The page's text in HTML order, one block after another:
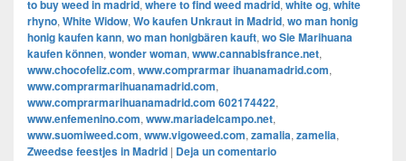
to buy weed in madrid, where to find weed madrid, white og, white
rhyno, White Widow, Wo kaufen Unkraut in Madrid, wo man honig
honig kaufen kann, wo man honigbären kauft, wo Sie Marihuana
kaufen können, wonder woman, www.cannabisfrance.net,
www.chocofeliz.com, www.comprarmar ihuanamadrid.com,
www.comprarmarihuanamadrid.com,
www.comprarmarihuanamadrid.com 602174422,
www.enfemenino.com, www.mariadelcampo.net,
www.suomiweed.com, www.vigoweed.com, zamalia, zamelia,
Zweedse feestjes in Madrid | Deja un comentario